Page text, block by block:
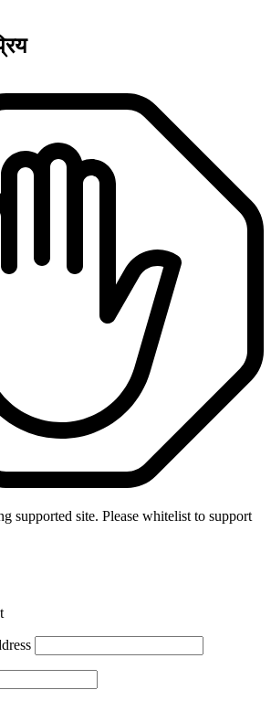
supported site. Please whitelist to support